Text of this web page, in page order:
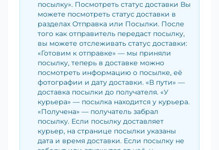
посылку». Посмотреть статус доставки Вы
можете посмотреть статус доставки в
разделах Отправка или Посылки. После
того как отправитель передаст посылку,
вы можете отслеживать статус доставки:
«Готовим к отправке» — мы приняли
посылку, теперь в доставке можно
посмотреть информацию о посылке, её
фотографии и дату доставки. «В пути» —
доставка посылки до получателя. «У
курьера» — посылка находится у курьера.
«Получена» — получатель забрал
посылку. Если посылку доставляет
курьер, на странице посылки указаны
дата и время доставки. Если посылку не